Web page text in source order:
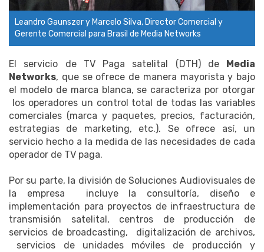
Leandro Gaunszer y Marcelo Silva, Director Comercial y
Gerente Comercial para Brasil de Media Networks
El servicio de TV Paga satelital (DTH) de Media
Networks, que se ofrece de manera mayorista y bajo
el modelo de marca blanca, se caracteriza por otorgar
los operadores un control total de todas las variables
comerciales (marca y paquetes, precios, facturación,
estrategias de marketing, etc.). Se ofrece así, un
servicio hecho a la medida de las necesidades de cada
operador de TV paga.
Por su parte, la división de Soluciones Audiovisuales de
la empresa incluye la consultoría, diseño e
implementación para proyectos de infraestructura de
transmisión satelital, centros de producción de
servicios de broadcasting, digitalización de archivos,
servicios de unidades móviles de producción y